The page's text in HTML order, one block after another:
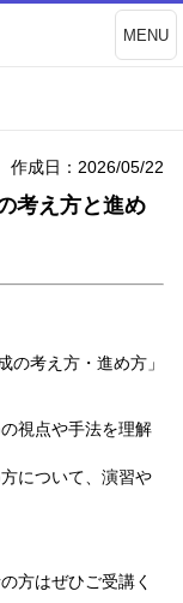
MENU
作成日：2026/05/22
考え方と進め
の考え方・進め方」
視点や手法を理解
について、演習や
方はぜひご受講く